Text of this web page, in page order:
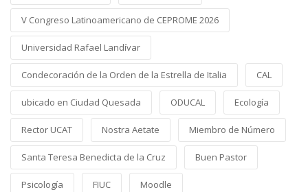
V Congreso Latinoamericano de CEPROME 2026
Universidad Rafael Landívar
Condecoración de la Orden de la Estrella de Italia CAL
ubicado en Ciudad Quesada ODUCAL Ecología
Rector UCAT Nostra Aetate Miembro de Número
Santa Teresa Benedicta de la Cruz Buen Pastor
Psicología FIUC Moodle